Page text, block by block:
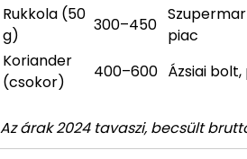
Rukkola (50
g)
300–450
piac
Koriander
(csokor)
400–600 Ázsiai bolt,
Az árak 2024 tavaszi, becsült